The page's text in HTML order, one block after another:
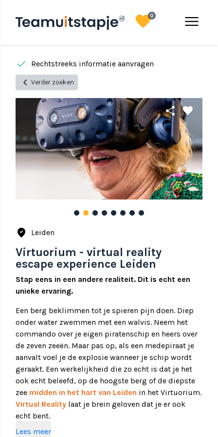
menu
favorite0
done Rechtstreeks informatie aanvragen
chevron_left Verder zoeken
Virtuorium - virtual reality
escape experience Leiden
Stap eens in een andere realiteit. Dit is echt een
unieke ervaring.
Een berg beklimmen tot je spieren pijn doen. Diep
onder water zwemmen met een walvis. Neem het
commando over je eigen piratenschip en heers over
de zeven zeeën. Maar pas op, als een medepiraat je
aanvalt voel je de explosie wanneer je schip wordt
geraakt. Een werkelijkheid die zo echt is dat je het
ook echt beleefd, op de hoogste berg of de diepste
zee midden in het hart van Leiden in het Virtuorium.
Virtual Reality laat je brein geloven dat je er ook
echt bent.
Lees meer
share favorite
where_to_vote Leiden